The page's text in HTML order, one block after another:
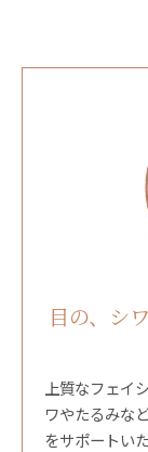
目の、シ
上質なフェイ
ワやたるみな
をサポートい